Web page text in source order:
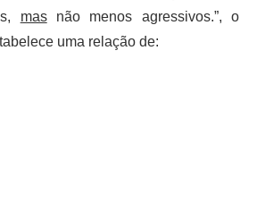
masnão menos agressivos.”, o
uma relação de: